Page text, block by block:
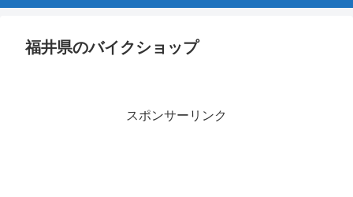
福井県のバイクショップ
スポンサーリンク